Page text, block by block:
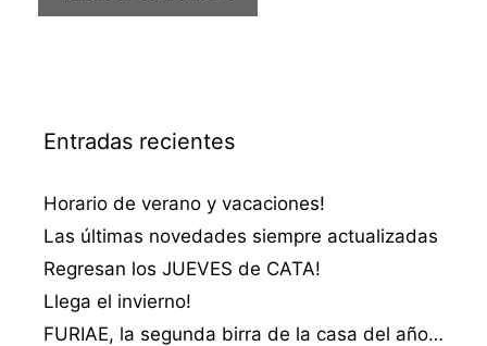
Entradas recientes
Horario de verano y vacaciones!
Las últimas novedades siempre actualizadas
Regresan los JUEVES de CATA!
Llega el invierno!
FURIAE, la segunda birra de la casa del año…